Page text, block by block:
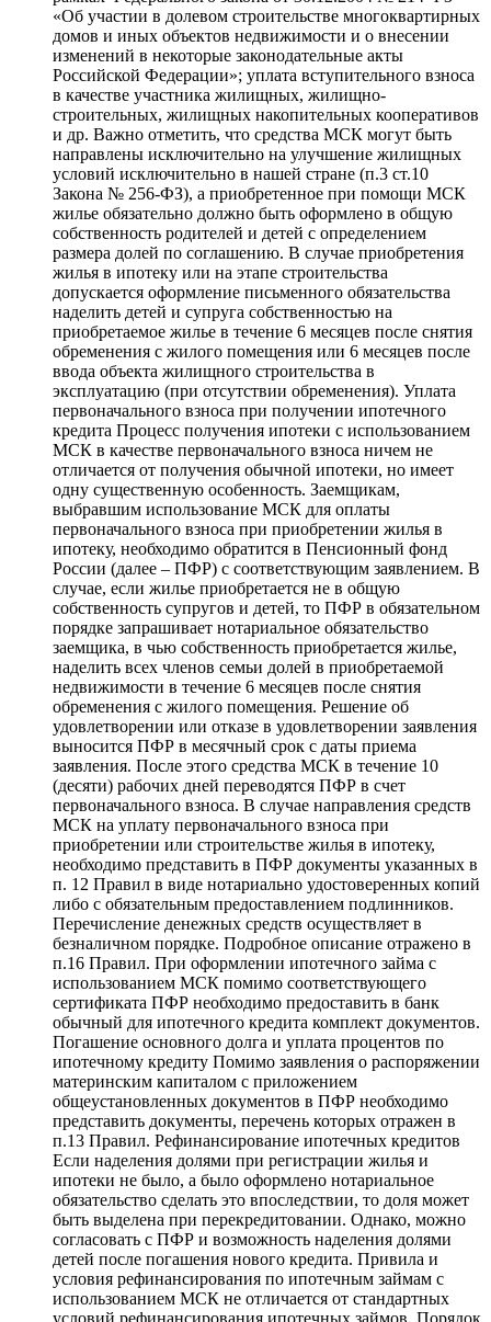
«Об участии в долевом строительстве многоквартирных
домов и иных объектов недвижимости и о внесении
изменений в некоторые законодательные акты
Российской Федерации»; уплата вступительного взноса
в качестве участника жилищных, жилищно-
строительных, жилищных накопительных кооперативов
и др. Важно отметить, что средства МСК могут быть
направлены исключительно на улучшение жилищных
условий исключительно в нашей стране (п.3 ст.10
Закона № 256-ФЗ), а приобретенное при помощи МСК
жилье обязательно должно быть оформлено в общую
собственность родителей и детей с определением
размера долей по соглашению. В случае приобретения
жилья в ипотеку или на этапе строительства
допускается оформление письменного обязательства
наделить детей и супруга собственностью на
приобретаемое жилье в течение 6 месяцев после снятия
обременения с жилого помещения или 6 месяцев после
ввода объекта жилищного строительства в
эксплуатацию (при отсутствии обременения). Уплата
первоначального взноса при получении ипотечного
кредита Процесс получения ипотеки с использованием
МСК в качестве первоначального взноса ничем не
отличается от получения обычной ипотеки, но имеет
одну существенную особенность. Заемщикам,
выбравшим использование МСК для оплаты
первоначального взноса при приобретении жилья в
ипотеку, необходимо обратится в Пенсионный фонд
России (далее – ПФР) с соответствующим заявлением. В
случае, если жилье приобретается не в общую
собственность супругов и детей, то ПФР в обязательном
порядке запрашивает нотариальное обязательство
заемщика, в чью собственность приобретается жилье,
наделить всех членов семьи долей в приобретаемой
недвижимости в течение 6 месяцев после снятия
обременения с жилого помещения. Решение об
удовлетворении или отказе в удовлетворении заявления
выносится ПФР в месячный срок с даты приема
заявления. После этого средства МСК в течение 10
(десяти) рабочих дней переводятся ПФР в счет
первоначального взноса. В случае направления средств
МСК на уплату первоначального взноса при
приобретении или строительстве жилья в ипотеку,
необходимо представить в ПФР документы указанных в
п. 12 Правил в виде нотариально удостоверенных копий
либо с обязательным предоставлением подлинников.
Перечисление денежных средств осуществляет в
безналичном порядке. Подробное описание отражено в
п.16 Правил. При оформлении ипотечного займа с
использованием МСК помимо соответствующего
сертификата ПФР необходимо предоставить в банк
обычный для ипотечного кредита комплект документов.
Погашение основного долга и уплата процентов по
ипотечному кредиту Помимо заявления о распоряжении
материнским капиталом с приложением
общеустановленных документов в ПФР необходимо
представить документы, перечень которых отражен в
п.13 Правил. Рефинансирование ипотечных кредитов
Если наделения долями при регистрации жилья и
ипотеки не было, а было оформлено нотариальное
обязательство сделать это впоследствии, то доля может
быть выделена при перекредитовании. Однако, можно
согласовать с ПФР и возможность наделения долями
детей после погашения нового кредита. Привила и
условия рефинансирования по ипотечным займам с
использованием МСК не отличается от стандартных
условий рефинансирования ипотечных займов. Порядок